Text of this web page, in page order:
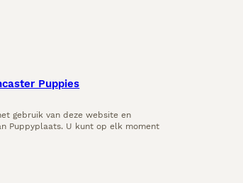
Puppies
gebruik van deze website en
Puppyplaats. U kunt op elk moment